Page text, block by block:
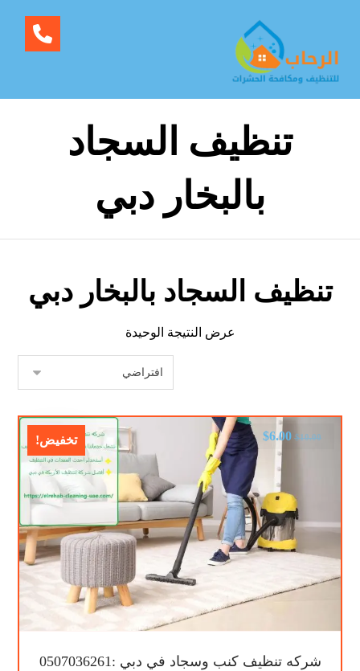
تنظيف السجاد
بالبخار دبي
تنظيف السجاد بالبخار دبي
عرض النتيجة الوحيدة
تخفيض!
شركه تنظيف كنب وسجاد في دبي :0507036261
$10.00
$6.00